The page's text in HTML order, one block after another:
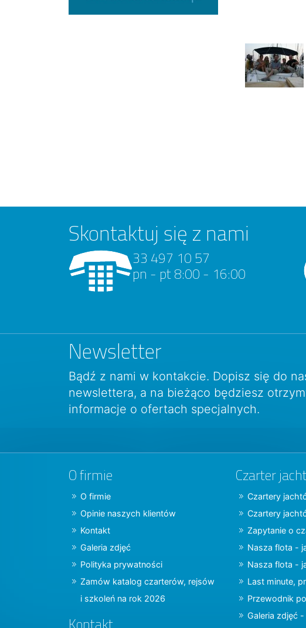
Skontaktuj się z nami
33 497 10 57
pn - pt 8:00 - 16:00
Newsletter
Bądź z nami w kontakcie. Dopisz się do
newslettera, a na bieżąco będziesz
informacje o ofertach specjalnych.
O firmie
O firmie
Opinie naszych klientów
Kontakt
Galeria zdjęć
Polityka prywatności
Zamów katalog czarterów, rejsów
i szkoleń na rok 2026
Czarter
Czartery
Czartery
Zapytanie o
Nasza flota -
Nasza flota -
Last minute,
Przewodnik
Galeria zdjęć